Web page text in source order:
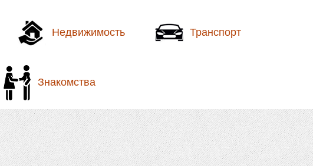
Недвижимость Транспорт
Знакомства